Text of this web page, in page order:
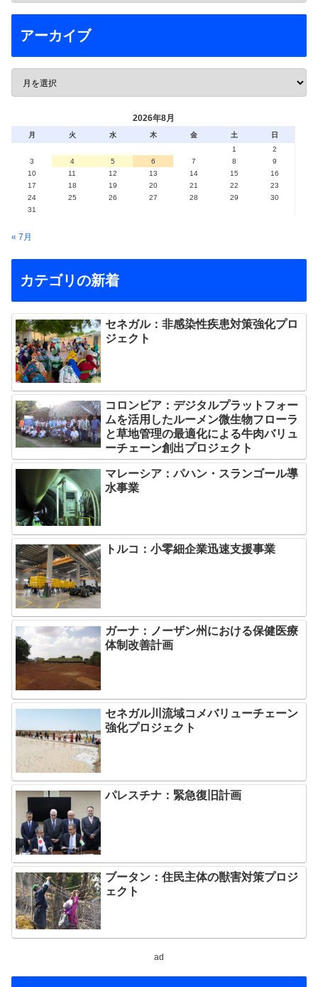
アーカイブ
2026年8月
月 火 水 木 金 土
日
1
2
3
4 5 6 7 8
9
10
11 12 13 14 15
16
17
18 19 20 21 22
23
24
25 26 27 28 29
30
31
« 7月
カテゴリの新着
セネガル：非感染性疾患対策強化プロ
ジェクト
コロンビア：デジタルプラットフォー
ムを活用したルーメン微生物フローラ
と草地管理の最適化による牛肉バリュ
ーチェーン創出プロジェクト
マレーシア：パハン・スランゴール導
水事業
トルコ：小零細企業迅速支援事業
ガーナ：ノーザン州における保健医療
体制改善計画
セネガル川流域コメバリューチェーン
強化プロジェクト
パレスチナ：緊急復旧計画
ブータン：住民主体の獣害対策プロジ
ェクト
ad